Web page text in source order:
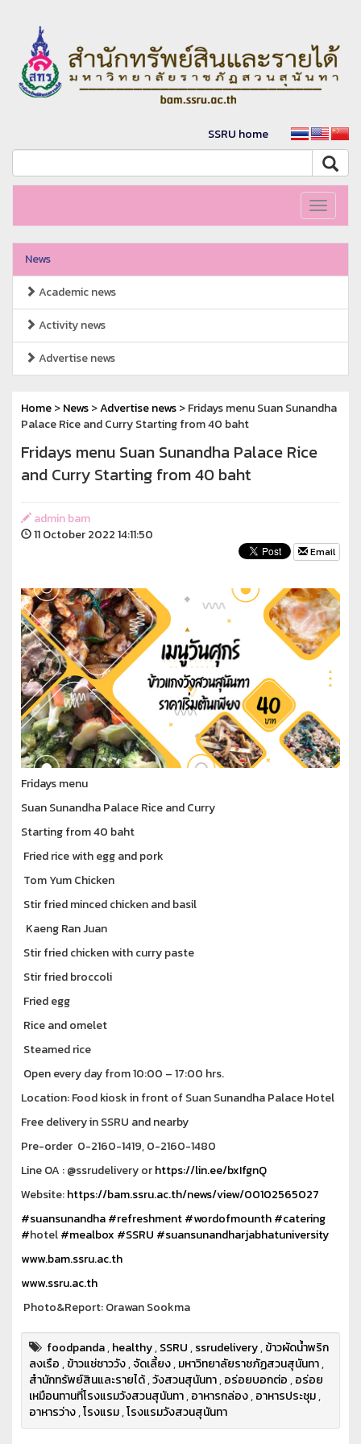
SSRU home
Toggle
News
Academic news
Activity news
Advertise news
Home>News>Advertise news> Fridays menu Suan Sunandha
Palace Rice and Curry Starting from 40 baht
Fridays menu Suan Sunandha Palace Rice
and Curry Starting from 40 baht
admin bam
11 October 2022 14:11:50
Email
Fridays menu
Suan Sunandha Palace Rice and Curry
Starting from 40 baht
Fried rice with egg and pork
Tom Yum Chicken
Stir fried minced chicken and basil
Kaeng Ran Juan
Stir fried chicken with curry paste
Stir fried broccoli
Fried egg
Rice and omelet
Steamed rice
Open every day from 10:00 – 17:00 hrs.
Location: Food kiosk in front of Suan Sunandha Palace Hotel
Free delivery in SSRU and nearby
Pre-order 0-2160-1419, 0-2160-1480
Line OA : @ssrudelivery orhttps://lin.ee/bxIfgnQ
Website:https://bam.ssru.ac.th/news/view/00102565027
#suansunandha#refreshment#wordofmounth#catering
#hotel#mealbox #SSRU #suansunandharjabhatuniversity
www.bam.ssru.ac.th
www.ssru.ac.th
Photo&Report: Orawan Sookma
foodpanda,healthy,SSRU,ssrudelivery,ข้าวผัดน้ำพริก
ลงเรือ,ข้าวแช่ชาววัง,จัดเลี้ยง,มหาวิทยาลัยราชภัฏสวนสุนันทา,
สำนักทรัพย์สินและรายได้,วังสวนสุนันทา,อร่อยบอกต่อ,อร่อย
เหมือนทานที่โรงแรมวังสวนสุนันทา,อาหารกล่อง,อาหารประชุม,
อาหารว่าง,โรงแรม,โรงแรมวังสวนสุนันทา